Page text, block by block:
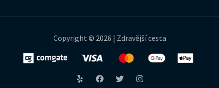
Copyright © 2026 | Zdravější cesta